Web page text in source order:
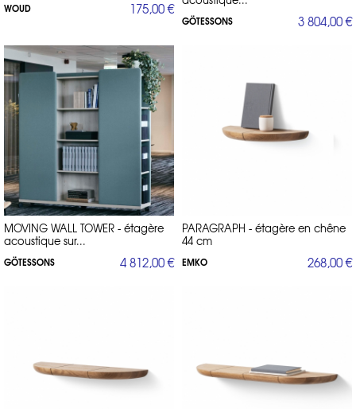
WOUD 175,00 €
GÖTESSONS 3 804,00 €
MOVING WALL TOWER - étagère
acoustique sur...
GÖTESSONS 4 812,00 €
PARAGRAPH - étagère en chêne
44 cm
EMKO 268,00 €